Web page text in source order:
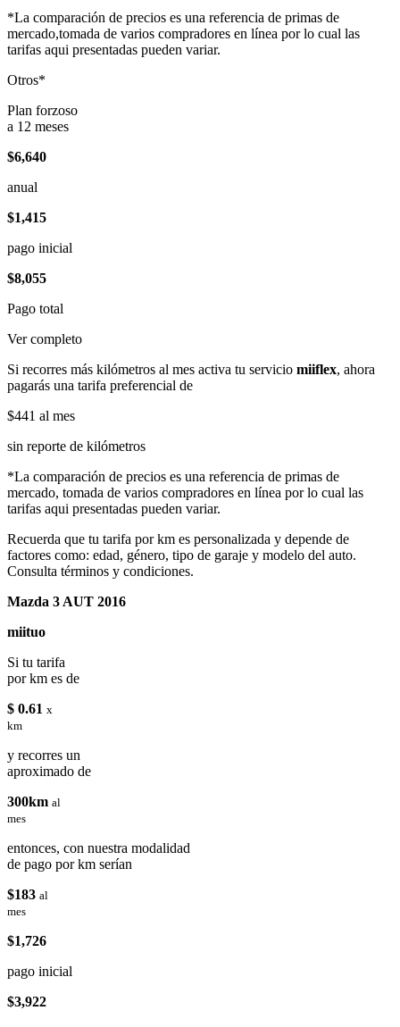
*La comparación de precios es una referencia de primas de
mercado,tomada de varios compradores en línea por lo cual las
tarifas aqui presentadas pueden variar.
Otros*
Plan forzoso
a 12 meses
$6,640
anual
$1,415
pago inicial
$8,055
Pago total
Ver completo
Si recorres más kilómetros al mes activa tu servicio miiflex, ahora
pagarás una tarifa preferencial de
$441 al mes
sin reporte de kilómetros
*La comparación de precios es una referencia de primas de
mercado, tomada de varios compradores en línea por lo cual las
tarifas aqui presentadas pueden variar.
Recuerda que tu tarifa por km es personalizada y depende de
factores como: edad, género, tipo de garaje y modelo del auto.
Consulta términos y condiciones.
Mazda 3 AUT 2016
miituo
Si tu tarifa
por km es de
$ 0.61 x
km
y recorres un
aproximado de
300km al
mes
entonces, con nuestra modalidad
de pago por km serían
$183 al
mes
$1,726
pago inicial
$3,922